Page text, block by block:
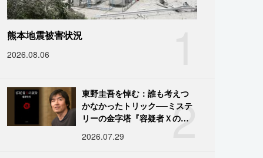
熊本地震被害状況
2026.08.06
2
東野圭吾を悼む：誰も考えつ
かなかったトリック──ミステ
リーの金字塔『容疑者Ｘの献
2026.07.29